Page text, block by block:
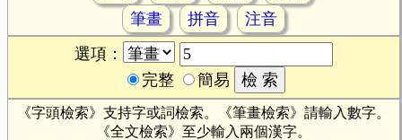
筆畫
拼音
注音
選項：
完整
簡易
《字頭檢索》支持字或詞檢索。《筆畫檢索》請輸入數字。
《全文檢索》至少輸入兩個漢字。